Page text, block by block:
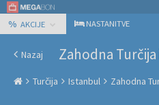
% AKCIJE NASTANITVE
Nazaj Zahodna
Turčija Istanbul Zahodna